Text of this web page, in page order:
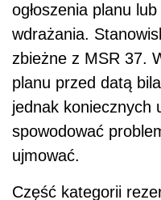
ogłoszenia planu
wdrażania.
zbieżne z MSR 37.
planu przed datą
jednak koniecznych
spowodować
ujmować.
Część kategorii